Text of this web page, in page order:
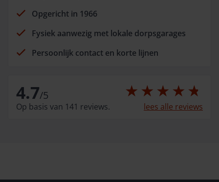
Opgericht in 1966
Fysiek aanwezig met lokale dorpsgarages
Persoonlijk contact en korte lijnen
4.7/5
Op basis van 141 reviews. lees alle reviews